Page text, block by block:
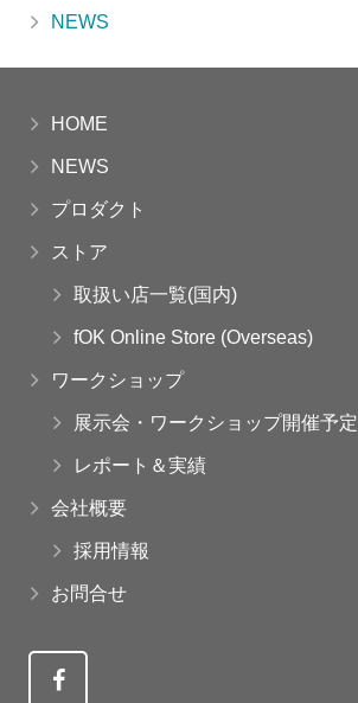
NEWS
HOME
NEWS
プロダクト
ストア
取扱い店一覧(国内)
fOK Online Store (Overseas)
ワークショップ
展示会・ワークショップ開催予定
レポート＆実績
会社概要
採用情報
お問合せ